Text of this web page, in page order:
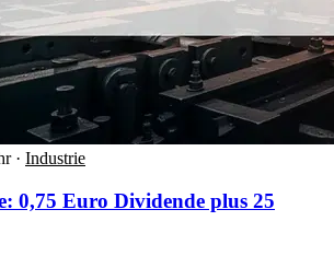
· Industrie
0,75 Euro Dividende plus 25